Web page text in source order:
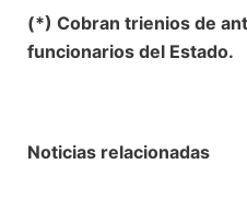
(*) Cobran trienios de
funcionarios del Estado.
Noticias relacionadas